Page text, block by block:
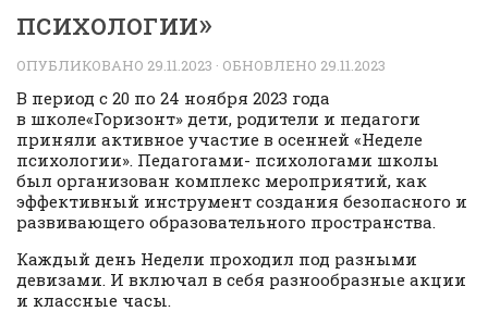
психологии»
ОПУБЛИКОВАНО 29.11.2023 · ОБНОВЛЕНО 29.11.2023
В период с 20 по 24 ноября 2023 года
в школе«Горизонт» дети, родители и педагоги
приняли активное участие в осенней «Неделе
психологии». Педагогами- психологами школы
был организован комплекс мероприятий, как
эффективный инструмент создания безопасного и
развивающего образовательного пространства.
Каждый день Недели проходил под разными
девизами. И включал в себя разнообразные акции
и классные часы.